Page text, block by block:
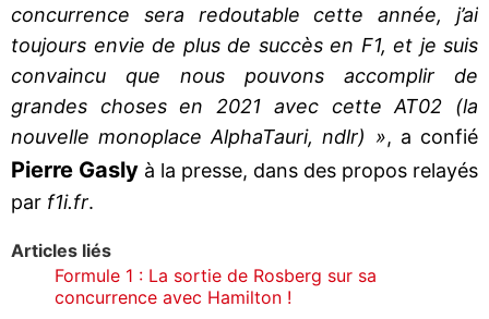
concurrence sera redoutable cette année, j’ai
toujours envie de plus de succès en F1, et je suis
convaincu que nous pouvons accomplir de
grandes choses en 2021 avec cette AT02 (la
nouvelle monoplace AlphaTauri, ndlr) », a confié
Pierre Gasly à la presse, dans des propos relayés
par f1i.fr.
Articles liés
Formule 1 : La sortie de Rosberg sur sa
concurrence avec Hamilton !